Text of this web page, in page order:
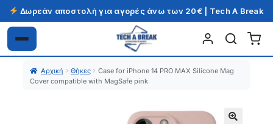
Δωρεάν αποστολή για αγορές άνω των 20€ | Tech A Break
Απευθείας
μετάβαση
Μετάβαση
σε
περιεχόμενο
Αρχική Θήκες
Case for iPhone 14 PRO MAX Silicone Mag
Cover compatible with MagSafe pink